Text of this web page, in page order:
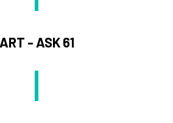
ART - ASK 61